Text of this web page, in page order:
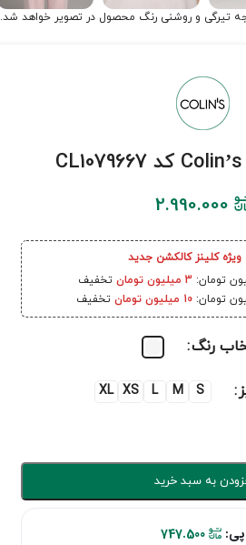
تیرگی و روشنی رنگ محصول در تصویر خواهد شد.
2.990.000
کلینز کالکشن جدید
3 میلیون تومان
تخفیف
10 میلیون تومان تخفیف
رنگ
S
M
L
XS
XL
به سبد خرید
747.500